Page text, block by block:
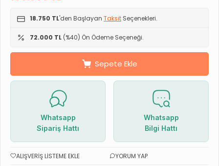
18.750 TL'den Başlayan Taksit Seçenekleri.
72.000 TL (%40) Ön Ödeme Seçeneği.
Sepete Ekle
Whatsapp
Sipariş Hattı
Whatsapp
Bilgi Hattı
ALIŞVERIŞ LISTEME EKLE YORUM YAP